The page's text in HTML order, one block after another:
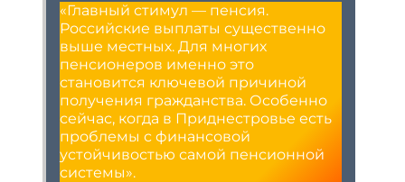
«Главный стимул — пенсия.
Российские выплаты существенно
выше местных. Для многих
пенсионеров именно это
становится ключевой причиной
получения гражданства. Особенно
сейчас, когда в Приднестровье есть
проблемы с финансовой
устойчивостью самой пенсионной
системы».